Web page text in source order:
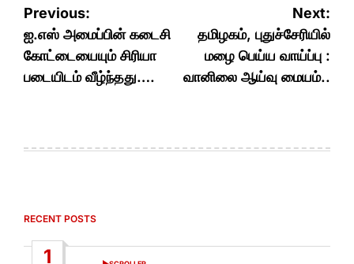
Post
navigation
Previous:
ஐ.எஸ் அமைப்பின் கடைசி
கோட்டையையும் சிரியா
படையிடம் வீழ்ந்தது….
Next:
தமிழகம், புதுச்சேரியில்
மழை பெய்ய வாய்ப்பு :
வானிலை ஆய்வு மையம்..
RECENT POSTS
1